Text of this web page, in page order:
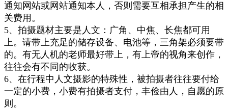
通知网站或网站通知本 人， 否则 需要互相承担产生的相
关费用。
5、拍摄题材主要是人文：广角、中焦、长焦都可用
上。请带上充足的储存设备、电池等，三角架必须要带
的。 有无人机的老师最好带上，有上帝的视角来创作，
往往会有不同的收获。
6、在行程中人文摄影的特殊性 ， 被拍摄者往往要付给
一定的小费 ，小费有拍摄者支付，丰俭由人，自愿的原
则。